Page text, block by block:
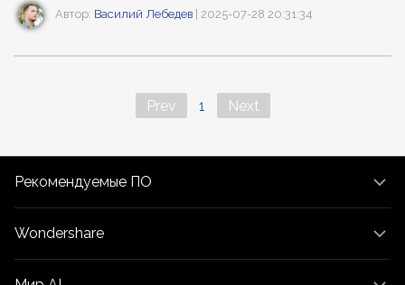
Автор: Василий Лебедев | 2025-07-28 20:31:34
Prev 1 Next
Рекомендуемые ПО
Wondershare